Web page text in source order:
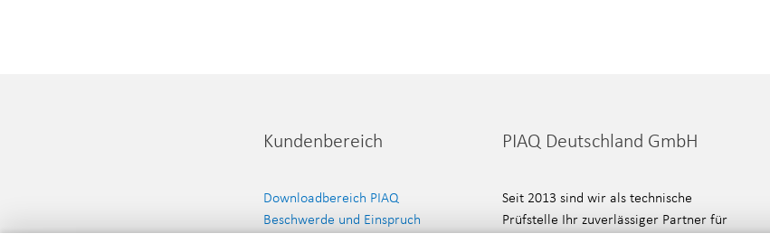
Kundenbereich
Downloadbereich PIAQ
Beschwerde und Einspruch
PIAQ Deutschland GmbH
Seit 2013 sind wir als technische
Prüfstelle Ihr zuverlässiger Partner für